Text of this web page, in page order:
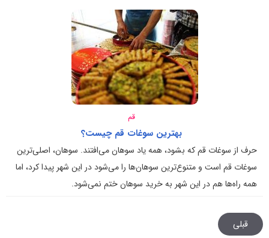
قم
بهترین سوغات قم چیست؟
حرف از سوغات قم که بشود، همه یاد سوهان می‌افتند. سوهان، اصلی‌ترین
سوغات قم است و متنوع‌ترین سوهان‌ها را می‌شود در این شهر پیدا کرد، اما
همه راه‌ها هم در این شهر به خرید سوهان ختم نمی‌شود.
قبلی